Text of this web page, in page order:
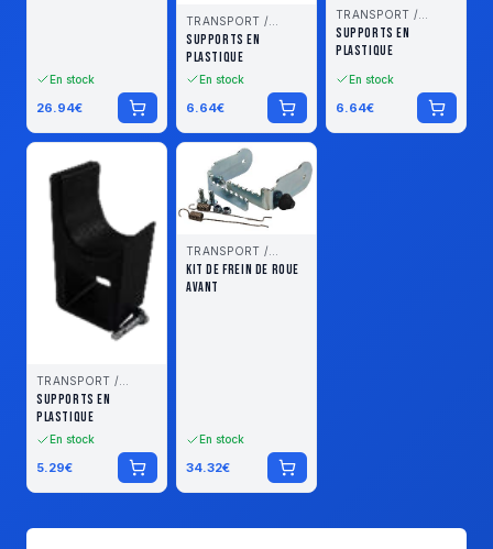
En stock
26.94€
TRANSPORT /
STOCKAGE
SUPPORTS EN
PLASTIQUE
En stock
6.64€
TRANSPORT /
STOCKAGE
SUPPORTS EN
PLASTIQUE
En stock
6.64€
TRANSPORT /
STOCKAGE
SUPPORTS EN
PLASTIQUE
En stock
5.29€
TRANSPORT /
STOCKAGE
KIT DE FREIN DE ROUE
AVANT
En stock
34.32€